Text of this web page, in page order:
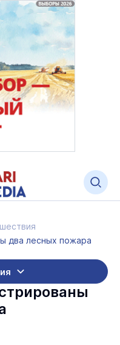
два лесных пожара